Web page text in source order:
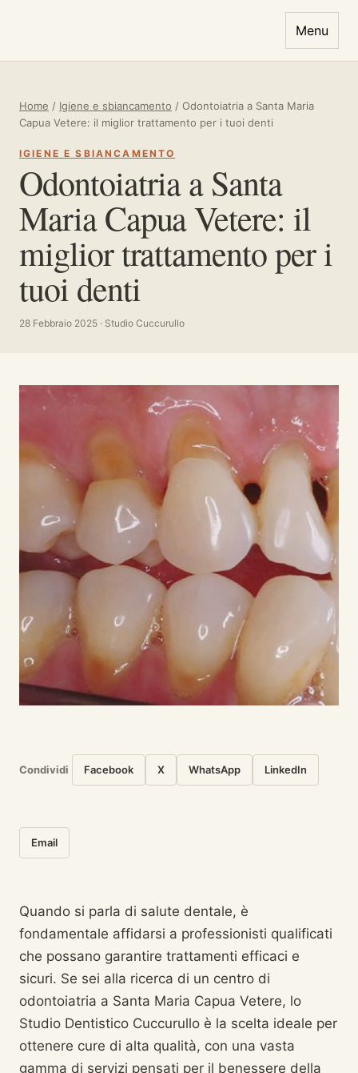
Menu
Home / Igiene e sbiancamento / Odontoiatria a Santa Maria
Capua Vetere: il miglior trattamento per i tuoi denti
IGIENE E SBIANCAMENTO
Odontoiatria a Santa
Maria Capua Vetere: il
miglior trattamento per i
tuoi denti
28 Febbraio 2025 · Studio Cuccurullo
Condividi Facebook X WhatsApp LinkedIn
Email
Quando si parla di salute dentale, è
fondamentale affidarsi a professionisti qualificati
che possano garantire trattamenti efficaci e
sicuri. Se sei alla ricerca di un centro di
odontoiatria a Santa Maria Capua Vetere, lo
Studio Dentistico Cuccurullo è la scelta ideale per
ottenere cure di alta qualità, con una vasta
gamma di servizi pensati per il benessere della